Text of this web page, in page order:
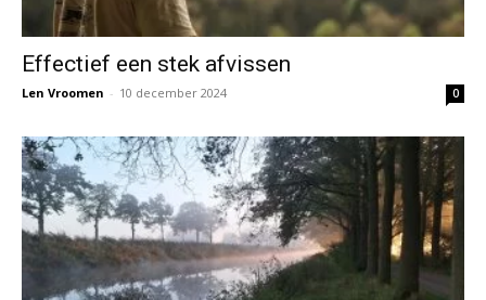
Effectief een stek afvissen
Len Vroomen - 10 december 2024 0